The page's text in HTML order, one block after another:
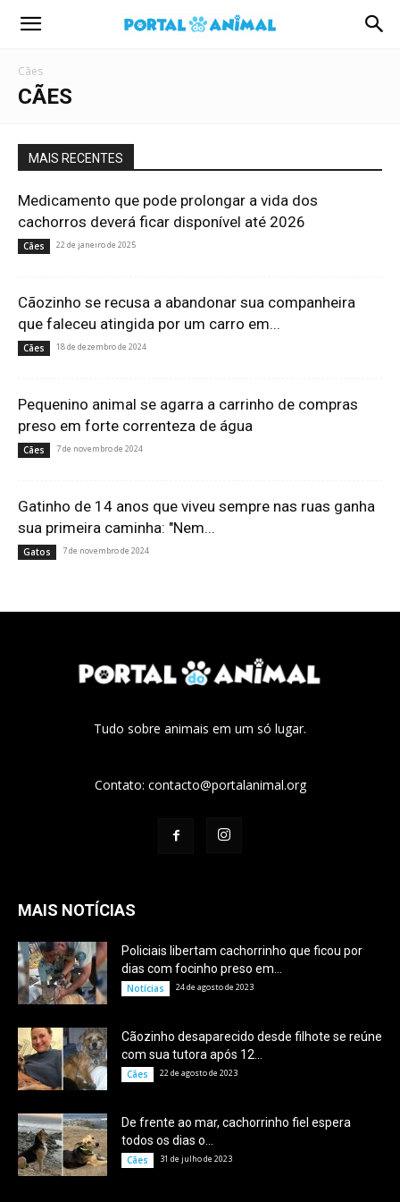
Portal
Animal
Cães
CÃES
MAIS RECENTES
Medicamento que pode prolongar a vida dos
cachorros deverá ficar disponível até 2026
Cães 22 de janeiro de 2025
Cãozinho se recusa a abandonar sua companheira
que faleceu atingida por um carro em...
Cães 18 de dezembro de 2024
Pequenino animal se agarra a carrinho de compras
preso em forte correnteza de água
Cães 7 de novembro de 2024
Gatinho de 14 anos que viveu sempre nas ruas ganha
sua primeira caminha: "Nem...
Gatos 7 de novembro de 2024
Tudo sobre animais em um só lugar.
Contato: contacto@portalanimal.org
MAIS NOTÍCIAS
Policiais libertam cachorrinho que ficou por
dias com focinho preso em...
Notícias 24 de agosto de 2023
Cãozinho desaparecido desde filhote se reúne
com sua tutora após 12...
Cães 22 de agosto de 2023
De frente ao mar, cachorrinho fiel espera
todos os dias o...
Cães 31 de julho de 2023